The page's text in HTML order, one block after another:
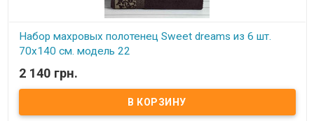
Набор махровых полотенец Sweet dreams из 6 шт.
70x140 см. модель 22
В наличии
Набор махровых полотенец Sweet dreams из 6 шт. 70x140 см.
Комплектность: 70х140 см (6 шт. ) Состав: махра, 100% хлопок.
Плотность: 550 г/м.кв. Упаковка: ПВХ Производитель: Sweet
2 140 грн.